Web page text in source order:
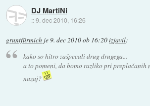
DJ MartiNi
::9. dec 2010, 16:26
gruntfürmich je9. dec 2010 ob 16:20izjavil:
kako so hitro zašpecali drug drugega...
a to pomeni, da bomo razliko pri
nazaj?